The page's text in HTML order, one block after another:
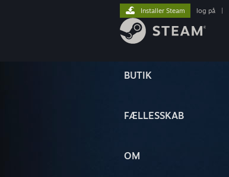
BUTIK
FÆLLESSKAB
OM
Installer Steam log på